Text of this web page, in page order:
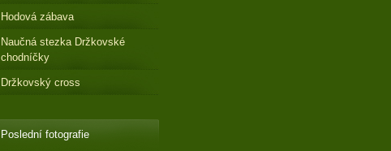
Hodová zábava
Naučná stezka Držkovské
chodníčky
Držkovský cross
Poslední fotografie